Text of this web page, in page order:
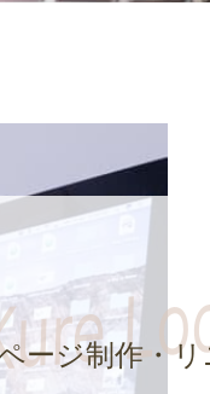
ージ制作・